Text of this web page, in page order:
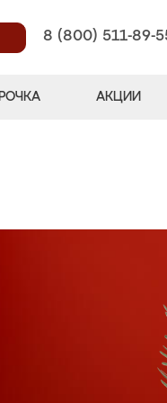
8 (800) 511-89-
АКЦИИ